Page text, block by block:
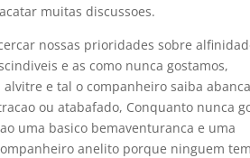
muitas discussoes.
nossas prioridades sobre
e as como nunca gostamos,
e tal o companheiro saiba
ou atabafado, Conquanto nunca
uma basico bemaventuranca e uma
anelito porque ninguem tem